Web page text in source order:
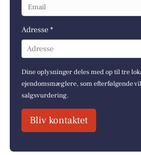
Adresse *
Adresse
Dine oplysninger deles med op til tre
ejendomsmæglere, som efterfølgende
salgsvurdering.
Bliv kontaktet